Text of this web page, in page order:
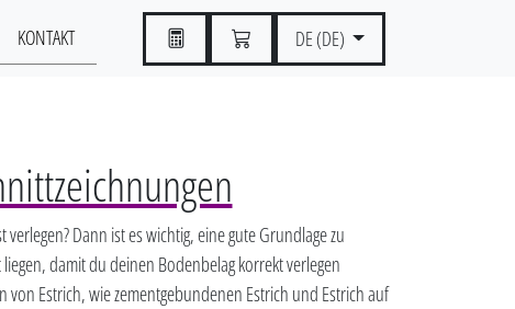
DE (DE)
KONTAKT
Dann ist es wichtig, eine gute Grundlage zu
damit du deinen Bodenbelag korrekt verlegen
von Estrich, wie zementgebundenen Estrich und Estrich auf